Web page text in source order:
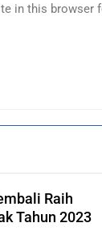
in this
Raih
Tahun 2023